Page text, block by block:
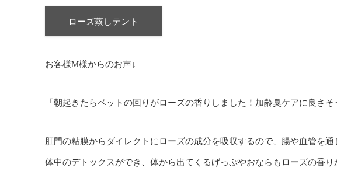
ローズ蒸しテント
お客様M様からのお声↓
「朝起きたらベットの回りがローズの香りしました！加齢臭ケアに良さそ
肛門の粘膜からダイレクトにローズの成分を吸収するので、腸や血管を通
体中のデトックスができ、体から出てくるげっぷやおならもローズの香